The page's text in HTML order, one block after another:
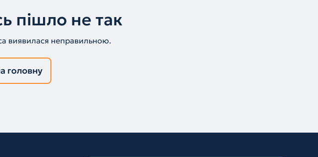
пішло не так
виявилася неправильною.
головну